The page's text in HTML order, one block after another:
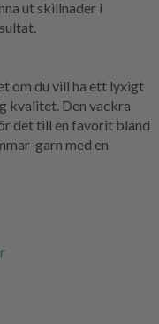
ut skillnader i
om du vill ha ett lyxigt
kvalitet. Den vackra
det till en favorit bland
garn med en